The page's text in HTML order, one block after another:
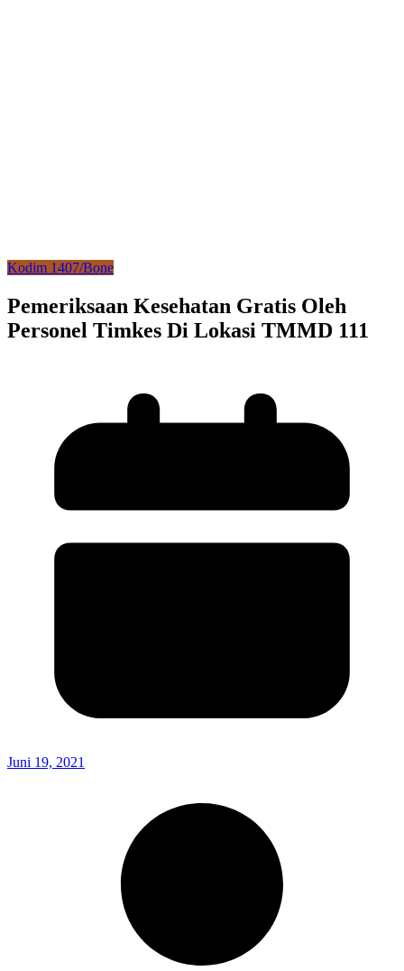
Kodim 1407/Bone
Pemeriksaan Kesehatan Gratis Oleh
Personel Timkes Di Lokasi TMMD 111
Juni 19, 2021